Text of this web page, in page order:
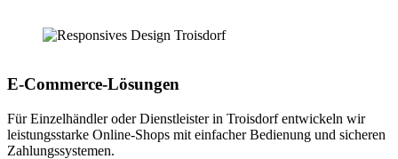
E-Commerce-Lösungen
Für Einzelhändler oder Dienstleister in Troisdorf entwickeln wir
leistungsstarke Online-Shops mit einfacher Bedienung und sicheren
Zahlungssystemen.